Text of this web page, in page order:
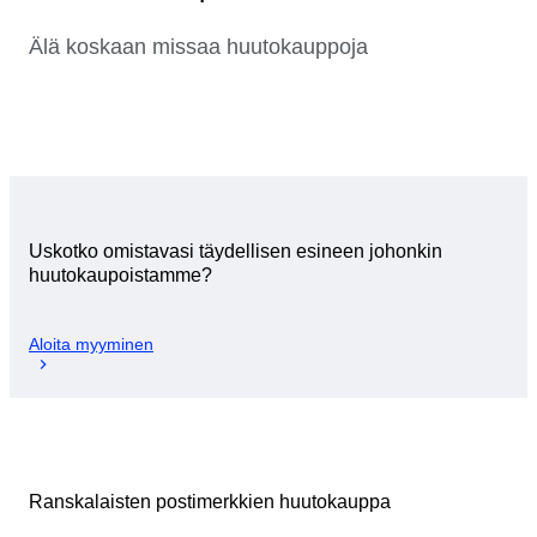
Älä koskaan missaa huutokauppoja
Uskotko omistavasi täydellisen esineen johonkin
huutokaupoistamme?
Aloita myyminen
Ranskalaisten postimerkkien huutokauppa